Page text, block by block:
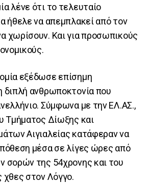
λένε ότι το τελευταίο
ήθελε να απεμπλακεί από τον
χωρίσουν. Και για προσωπικούς
εξέδωσε επίσημη
διπλή ανθρωποκτονία που
Σύμφωνα με την ΕΛ.ΑΣ.,
Τμήματος Δίωξης και
Αιγιαλείας κατάφεραν να
μέσα σε λίγες ώρες από
σορών της 54χρονης και του
χθες στον Λόγγο.